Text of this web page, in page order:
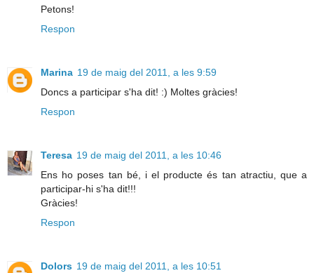
Petons!
Respon
Marina 19 de maig del 2011, a les 9:59
Doncs a participar s'ha dit! :) Moltes gràcies!
Respon
Teresa 19 de maig del 2011, a les 10:46
Ens ho poses tan bé, i el producte és tan atractiu, que a
participar-hi s'ha dit!!!
Gràcies!
Respon
Dolors 19 de maig del 2011, a les 10:51